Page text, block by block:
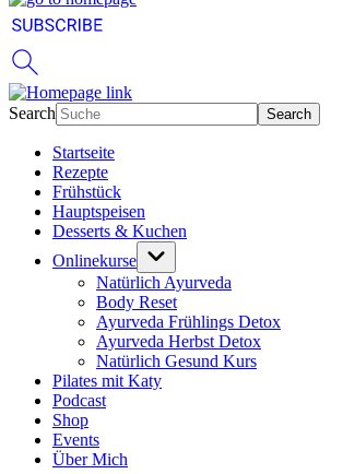
Search
Startseite
Rezepte
Frühstück
Hauptspeisen
Desserts & Kuchen
Onlinekurse
Natürlich Ayurveda
Body Reset
Ayurveda Frühlings Detox
Ayurveda Herbst Detox
Natürlich Gesund Kurs
Pilates mit Katy
Podcast
Shop
Events
Über Mich